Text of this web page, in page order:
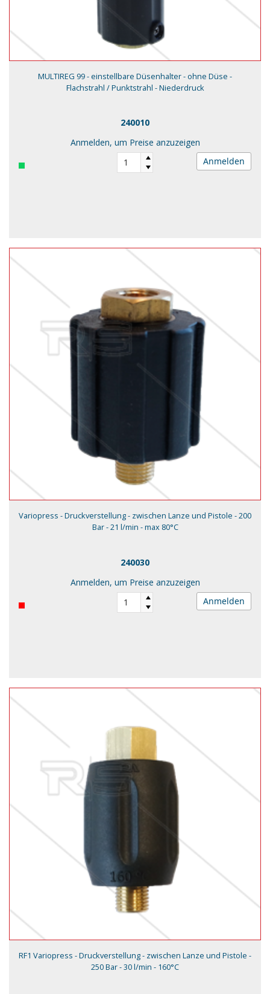
MULTIREG 99 - einstellbare Düsenhalter - ohne Düse -
Flachstrahl / Punktstrahl - Niederdruck
240010
Anmelden, um Preise anzuzeigen
Anmelden
Variopress - Druckverstellung - zwischen Lanze und Pistole - 200
Bar - 21 l/min - max 80°C
240030
Anmelden, um Preise anzuzeigen
Anmelden
RF1 Variopress - Druckverstellung - zwischen Lanze und Pistole -
250 Bar - 30 l/min - 160°C